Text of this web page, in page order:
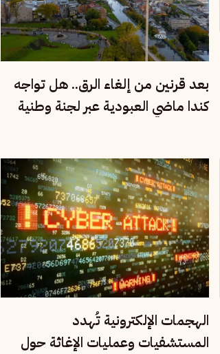
بعد قرنين من إلغاء الرق.. هل تواجه
كندا ماضي العبودية عبر لجنة وطنية
الهجمات الإلكترونية تُهدد
المستشفيات وعمليات الإغاثة حول